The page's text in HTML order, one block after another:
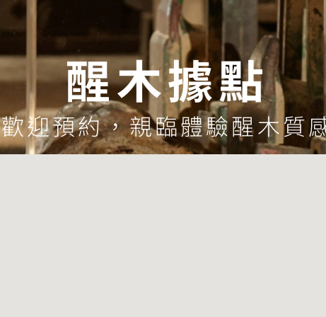
醒木據點
歡迎預約，親臨體驗醒木質